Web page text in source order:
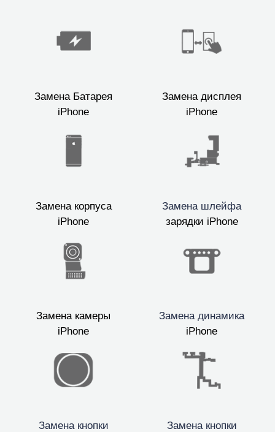
Замена Батарея
iPhone
Замена дисплея
iPhone
Замена корпуса
iPhone
Замена шлейфа
зарядки iPhone
Замена камеры
iPhone
Замена динамика
iPhone
Замена кнопки
Замена кнопки